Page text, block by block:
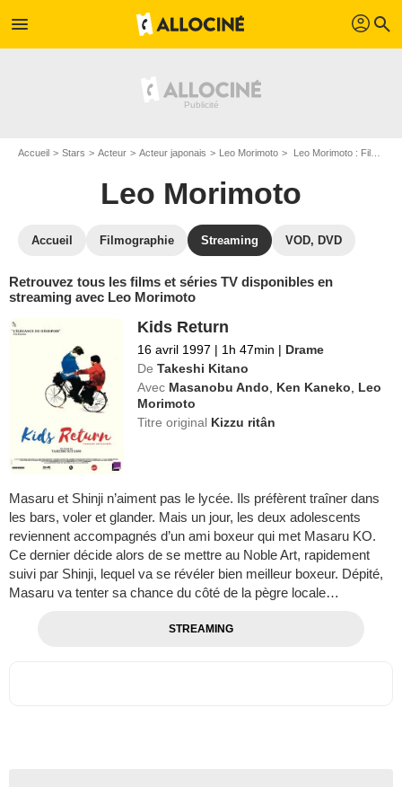
menu profil search
Accueil Stars Acteur Acteur japonais Leo Morimoto Leo Morimoto : Films et séries online
Leo Morimoto
Accueil Filmographie Streaming VOD, DVD
Retrouvez tous les films et séries TV disponibles en
streaming avec Leo Morimoto
Kids Return
16 avril 1997 | 1h 47min | Drame
De Takeshi Kitano
Avec Masanobu Ando Ken Kaneko
Leo
Morimoto
Titre original Kizzu ritân
Masaru et Shinji n’aiment pas le lycée. Ils préfèrent traîner dans
les bars, voler et glander. Mais un jour, les deux adolescents
reviennent accompagnés d’un ami boxeur qui met Masaru KO.
Ce dernier décide alors de se mettre au Noble Art, rapidement
suivi par Shinji, lequel va se révéler bien meilleur boxeur. Dépité,
Masaru va tenter sa chance du côté de la pègre locale…
STREAMING